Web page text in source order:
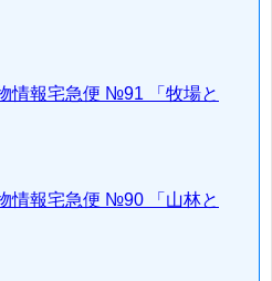
情報宅急便 №91 「牧場と
情報宅急便 №90 「山林と